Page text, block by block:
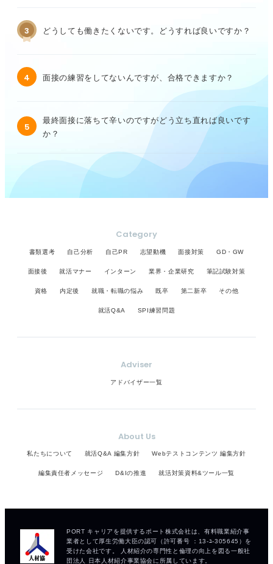
3 どうしても働きたくないです。どうすれば良いですか？
4 面接の練習をしてないんですが、合格できますか？
5
最終面接に落ちて辛いのですがどう立ち直れば良いです
か？
Category
書類選考 自己分析 自己PR 志望動機 面接対策 GD・GW
面接後 就活マナー インターン 業界・企業研究 筆記試験対策
資格 内定後 就職・転職の悩み 既卒 第二新卒 その他
就活Q&A SPI練習問題
Adviser
アドバイザー一覧
About Us
私たちについて 就活Q&A 編集方針 Webテストコンテンツ 編集方針
編集責任者メッセージ D&Iの推進 就活対策資料&ツール一覧